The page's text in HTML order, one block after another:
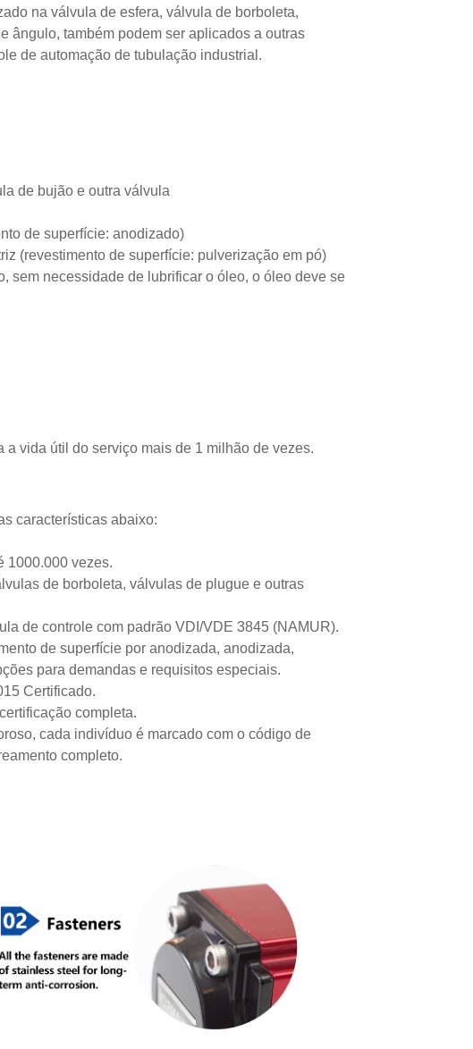
na válvula de esfera, válvula de borboleta,
ângulo, também podem ser aplicados a outras
de automação de tubulação industrial.
de bujão e outra válvula
de superfície: anodizado)
(revestimento de superfície: pulverização em pó)
sem necessidade de lubrificar o óleo, o óleo deve se
vida útil do serviço mais de 1 milhão de vezes.
características abaixo:
1000.000 vezes.
de borboleta, válvulas de plugue e outras
de controle com padrão VDI/VDE 3845 (NAMUR).
de superfície por anodizada, anodizada,
para demandas e requisitos especiais.
Certificado.
completa.
cada indivíduo é marcado com o código de
completo.